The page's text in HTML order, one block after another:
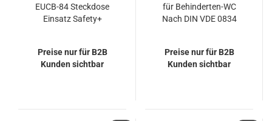
EUCB-84 Steckdose
Einsatz Safety+
Preise nur für B2B
Kunden sichtbar
für Behinderten-WC
Nach DIN VDE 0834
Preise nur für B2B
Kunden sichtbar